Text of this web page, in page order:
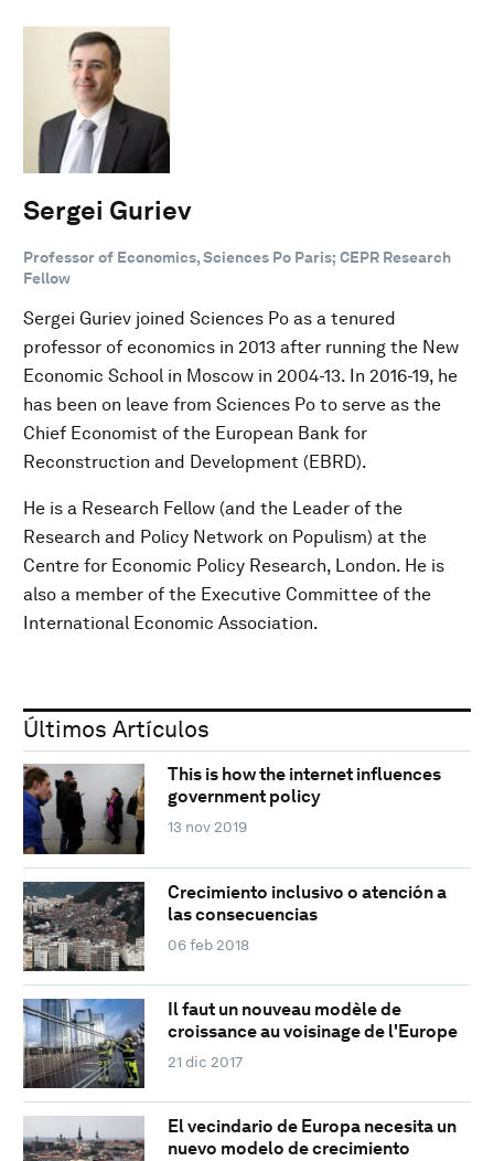
Sergei Guriev
Professor of Economics, Sciences Po Paris; CEPR Research
Fellow
Sergei Guriev joined Sciences Po as a tenured
professor of economics in 2013 after running the New
Economic School in Moscow in 2004-13. In 2016-19, he
has been on leave from Sciences Po to serve as the
Chief Economist of the European Bank for
Reconstruction and Development (EBRD).
He is a Research Fellow (and the Leader of the
Research and Policy Network on Populism) at the
Centre for Economic Policy Research, London. He is
also a member of the Executive Committee of the
International Economic Association.
Últimos Artículos
This is how the internet influences
government policy
13 nov 2019
Crecimiento inclusivo o atención a
las consecuencias
06 feb 2018
Il faut un nouveau modèle de
croissance au voisinage de l'Europe
21 dic 2017
El vecindario de Europa necesita un
nuevo modelo de crecimiento